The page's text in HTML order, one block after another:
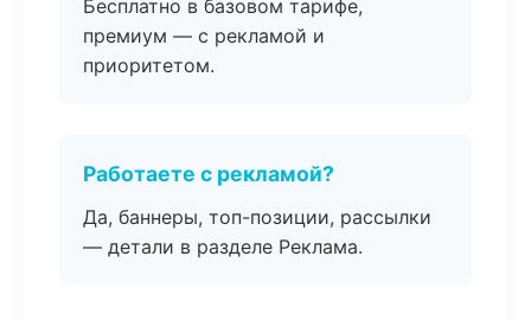
Бесплатно в базовом тарифе,
премиум — с рекламой и
приоритетом.
Работаете с рекламой?
Да, баннеры, топ-позиции, рассылки
— детали в разделе Реклама.